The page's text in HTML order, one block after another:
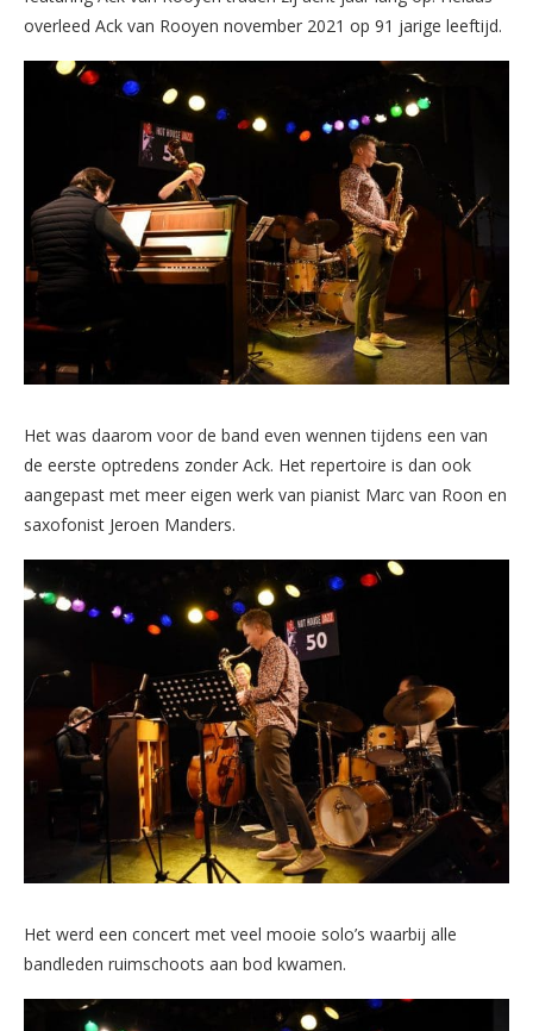
overleed Ack van Rooyen november 2021 op 91 jarige leeftijd.
Het was daarom voor de band even wennen tijdens een van
de eerste optredens zonder Ack. Het repertoire is dan ook
aangepast met meer eigen werk van pianist Marc van Roon en
saxofonist Jeroen Manders.
Het werd een concert met veel mooie solo’s waarbij alle
bandleden ruimschoots aan bod kwamen.